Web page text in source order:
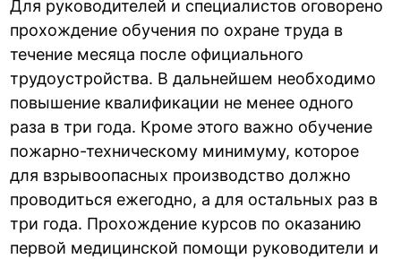
Для руководителей и специалистов оговорено
прохождение обучения по охране труда в
течение месяца после официального
трудоустройства. В дальнейшем необходимо
повышение квалификации не менее одного
раза в три года. Кроме этого важно обучение
пожарно-техническому минимуму, которое
для взрывоопасных производство должно
проводиться ежегодно, а для остальных раз в
три года. Прохождение курсов по оказанию
первой медицинской помощи руководители и